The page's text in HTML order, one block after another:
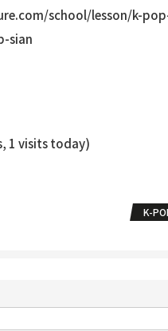
school/lesson/k-
sian
1 visits today)
K-